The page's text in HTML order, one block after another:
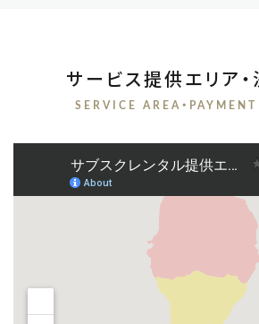
サービス提供エリア
SERVICE AREA・